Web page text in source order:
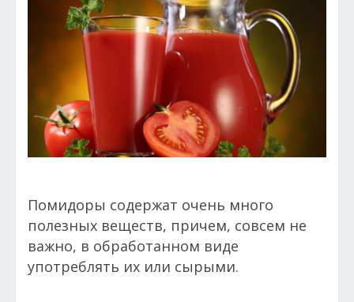
Помидоры содержат очень много
полезных веществ, причем, совсем не
важно, в обработанном виде
употреблять их или сырыми.